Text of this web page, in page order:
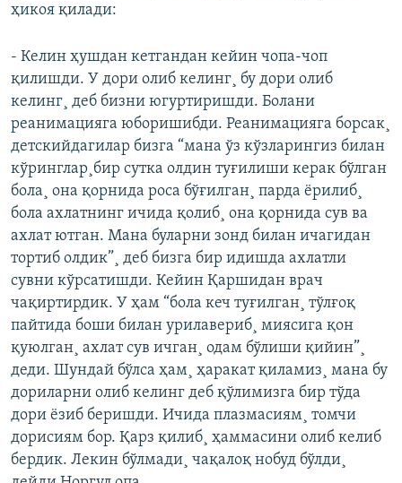
ҳикоя қилади:
- Келин ҳушдан кетгандан кейин чопа-чоп
қилишди. У дори олиб келинг¸ бу дори олиб
келинг¸ деб бизни югуртиришди. Болани
реанимацияга юборишибди. Реанимацияга борсак¸
детскийдагилар бизга “мана ўз кўзларингиз билан
кўринглар¸бир сутка олдин туғилиши керак бўлган
бола¸ она қорнида роса бўғилган¸ парда ëрилиб¸
бола ахлатнинг ичида қолиб¸ она қорнида сув ва
ахлат ютган. Мана буларни зонд билан ичагидан
тортиб олдик”¸ деб бизга бир идишда ахлатли
сувни кўрсатишди. Кейин Қаршидан врач
чақиртирдик. У ҳам “бола кеч туғилган¸ тўлғоқ
пайтида боши билан урилавериб¸ миясига қон
қуюлган¸ ахлат сув ичган¸ одам бўлиши қийин”¸
деди. Шундай бўлса ҳам¸ ҳаракат қиламиз¸ мана бу
дориларни олиб келинг деб қўлимизга бир тўда
дори ëзиб беришди. Ичида плазмасиям¸ томчи
дорисиям бор. Қарз қилиб¸ ҳаммасини олиб келиб
бердик. Лекин бўлмади¸ чақалоқ нобуд бўлди¸